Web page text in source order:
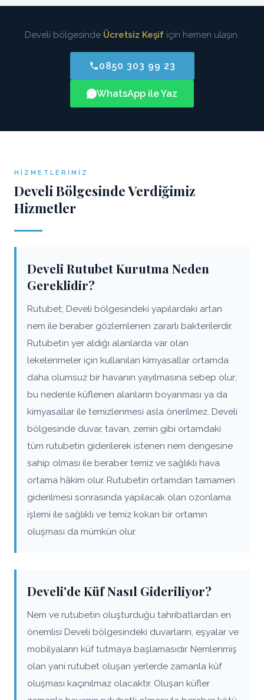
Develi bölgesinde Ücretsiz Keşif için hemen ulaşın.
0850 303 99 23
WhatsApp ile Yaz
HIZMETLERIMIZ
Develi Bölgesinde Verdiğimiz
Hizmetler
Develi Rutubet Kurutma Neden
Gereklidir?
Rutubet; Develi bölgesindeki yapılardaki artan
nem ile beraber gözlemlenen zararlı bakterilerdir.
Rutubetin yer aldığı alanlarda var olan
lekelenmeler için kullanılan kimyasallar ortamda
daha olumsuz bir havanın yayılmasına sebep olur;
bu nedenle küflenen alanların boyanması ya da
kimyasallar ile temizlenmesi asla önerilmez. Develi
bölgesinde duvar, tavan, zemin gibi ortamdaki
tüm rutubetin giderilerek istenen nem dengesine
sahip olması ile beraber temiz ve sağlıklı hava
ortama hâkim olur. Rutubetin ortamdan tamamen
giderilmesi sonrasında yapılacak olan ozonlama
işlemi ile sağlıklı ve temiz kokan bir ortamın
oluşması da mümkün olur.
Develi'de Küf Nasıl Gideriliyor?
Nem ve rutubetin oluşturduğu tahribatlardan en
önemlisi Develi bölgesindeki duvarların, eşyalar ve
mobilyaların küf tutmaya başlamasıdır. Nemlenmiş
olan yani rutubet oluşan yerlerde zamanla küf
oluşması kaçınılmaz olacaktır. Oluşan küfler